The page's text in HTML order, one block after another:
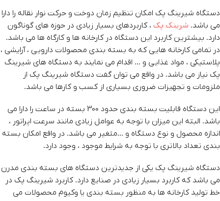
دستگاه شیرینگ پک امکان تنظیم زمان دوخت و حرکت نوار نقاله را دارا
می باشد. شرینک پک ، کاربردهای بسیار زیادی در حوزه های گوناگون
دارد. بیشترین کاربرد این دستگاه در کارخانه ها و کارگاه ها می باشد.
در تمامی کارخانه هایی که به بسته بندی محصولات دارویی ، آرایشی ،
پلاستیکی ، مواد غذایی و … اقدام می نمایند به دستگاه های شیرینگ
پک نیاز می باشد. در واقع می توان گفت دستگاه شیرینگ پک از
ملزومات و تجهیزات ضروری بسیاری از کسب و کارها می باشد.
این دستگاه قابلیت بسته بندی حدود 300 بسته در ساعت را دارا می
باشد. البته این میزان با توجه به عوامل زیادی مانند سرعت اپراتور ،
اندازه محصول و نوع دستگاه و …متغیر می باشد. در واقع امکان بسته
بندی تعداد بالاتری با توجه به شرایط موجود ، وجود دارد.
دستگاه شیرینگ پک یکی از جدیدترین دستگاه های بسته بندی مدرن
می باشد که کاربرد بسیار زیادی در صنایع دارد. کاربرد شیرینگ پک در
خط تولید کارخانه ها به منظور بسته بندی یا وکیوم محصولات می